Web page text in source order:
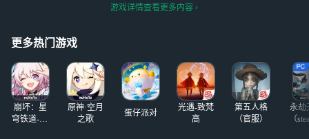
发歪雪豹，75出菲
了，我可算没放弃
不顾身。。 转眼
一个断断续续上线
了两个月的玩家
游戏详情查看更多内容
更多热门游戏
崩坏：星
穹铁道-4.4
原神·空月
之歌
蛋仔派对
光遇-致梵
高
第五人格
（官服）
永劫
（